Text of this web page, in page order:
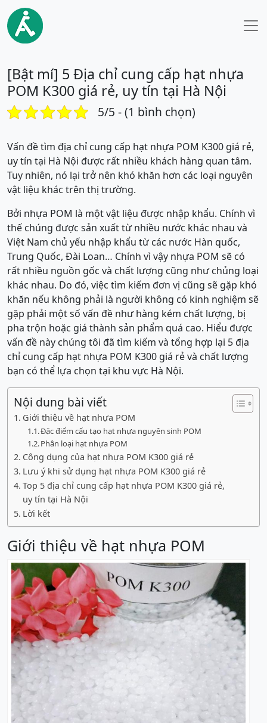
[Bật mí] 5 Địa chỉ cung cấp hạt nhựa
POM K300 giá rẻ, uy tín tại Hà Nội
5/5 - (1 bình chọn)
Vấn đề tìm địa chỉ cung cấp hạt nhựa POM K300 giá rẻ,
uy tín tại Hà Nội được rất nhiều khách hàng quan tâm.
Tuy nhiên, nó lại trở nên khó khăn hơn các loại nguyên
vật liệu khác trên thị trường.
Bởi nhựa POM là một vật liệu được nhập khẩu. Chính vì
thế chúng được sản xuất từ nhiều nước khác nhau và
Việt Nam chủ yếu nhập khẩu từ các nước Hàn quốc,
Trung Quốc, Đài Loan… Chính vì vậy nhựa POM sẽ có
rất nhiều nguồn gốc và chất lượng cũng như chủng loại
khác nhau. Do đó, việc tìm kiếm đơn vị cũng sẽ gặp khó
khăn nếu không phải là người không có kinh nghiệm sẽ
gặp phải một số vấn đề như hàng kém chất lượng, bị
pha trộn hoặc giá thành sản phẩm quá cao. Hiểu được
vấn đề này chúng tôi đã tìm kiếm và tổng hợp lại 5 địa
chỉ cung cấp hạt nhựa POM K300 giá rẻ và chất lượng
bạn có thể lựa chọn tại khu vực Hà Nội.
Nội dung bài viết
Giới thiệu về hạt nhựa POM
Đặc điểm cấu tạo hạt nhựa nguyên sinh POM
Phân loại hạt nhựa POM
Công dụng của hạt nhựa POM K300 giá rẻ
Lưu ý khi sử dụng hạt nhựa POM K300 giá rẻ
Top 5 địa chỉ cung cấp hạt nhựa POM K300 giá rẻ,
uy tín tại Hà Nội
Lời kết
Giới thiệu về hạt nhựa POM